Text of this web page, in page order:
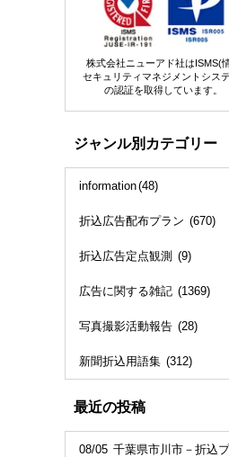
株式会社ニューアド社はISMS(
セキュリティマネジメントシス
の認証を取得しています。
ジャンル別カテゴリー
information(48)
折込広告配布プラン (670)
折込広告定点観測 (9)
広告に関する雑記 (1369)
写真撮影活動報告 (28)
新聞折込用語集 (312)
最近の投稿
08/05 千葉県市川市－折込